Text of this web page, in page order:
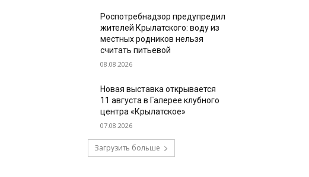
Роспотребнадзор предупредил
жителей Крылатского: воду из
местных родников нельзя
считать питьевой
08.08.2026
Новая выставка открывается
11 августа в Галерее клубного
центра «Крылатское»
07.08.2026
Загрузить больше